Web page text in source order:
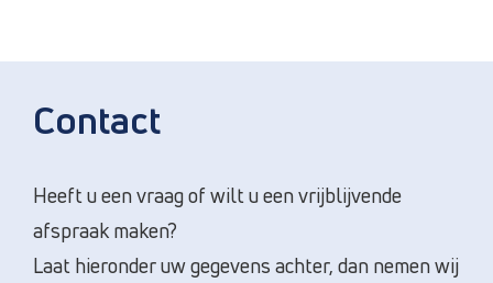
Contact
Heeft u een vraag of wilt u een vrijblijvende
afspraak maken?
Laat hieronder uw gegevens achter, dan nemen wij